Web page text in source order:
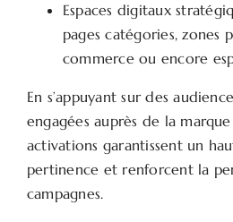
Espaces digitaux
pages catégories, zones
commerce ou encore
En s’appuyant sur des
engagées auprès de la
activations garantissent un
pertinence et renforcent la
campagnes.